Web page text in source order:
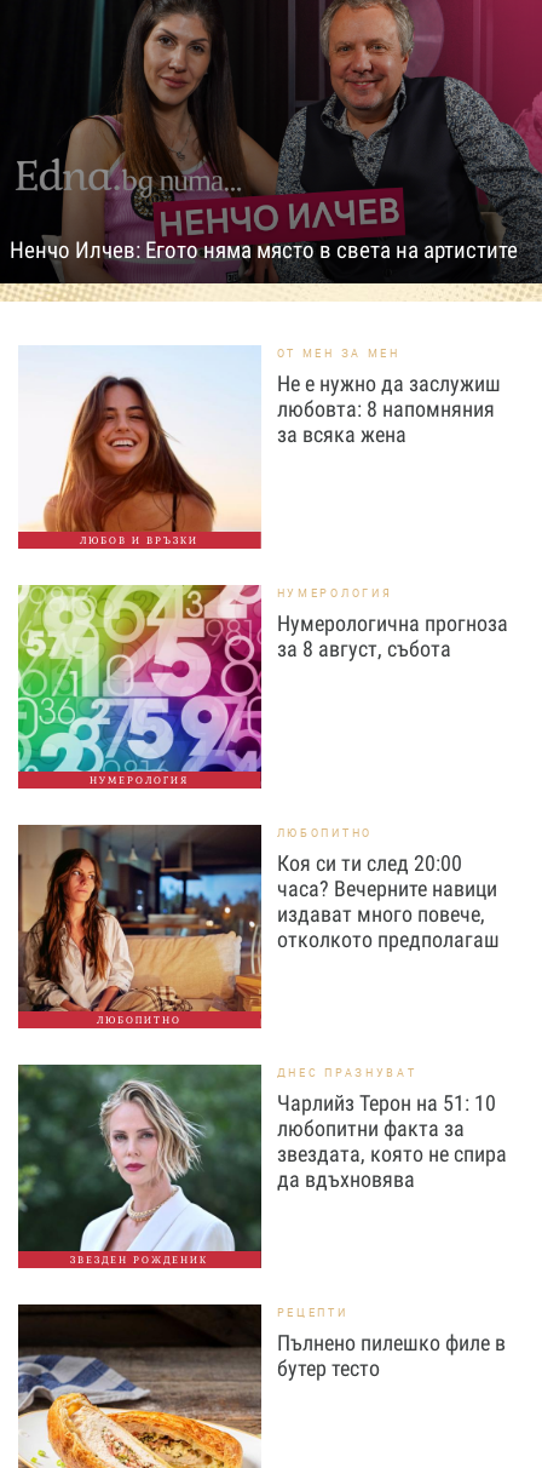
Ненчо Илчев: Егото няма място в света на артистите
ЛЮБОВ И ВРЪЗКИ
ОТ МЕН ЗА МЕН
Не е нужно да заслужиш
любовта: 8 напомняния
за всяка жена
НУМЕРОЛОГИЯ
НУМЕРОЛОГИЯ
Нумерологична прогноза
за 8 август, събота
ЛЮБОПИТНО
ЛЮБОПИТНО
Коя си ти след 20:00
часа? Вечерните навици
издават много повече,
отколкото предполагаш
ЗВЕЗДЕН РОЖДЕНИК
ДНЕС ПРАЗНУВАТ
Чарлийз Терон на 51: 10
любопитни факта за
звездата, която не спира
да вдъхновява
РЕЦЕПТИ
Пълнено пилешко филе в
бутер тесто